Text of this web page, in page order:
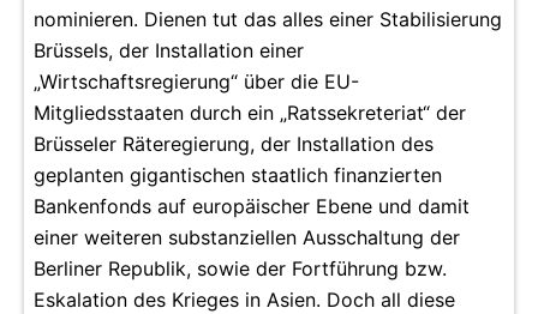
nominieren. Dienen tut das alles einer Stabilisierung
Brüssels, der Installation einer
„Wirtschaftsregierung“ über die EU-
Mitgliedsstaaten durch ein „Ratssekreteriat“ der
Brüsseler Räteregierung, der Installation des
geplanten gigantischen staatlich finanzierten
Bankenfonds auf europäischer Ebene und damit
einer weiteren substanziellen Ausschaltung der
Berliner Republik, sowie der Fortführung bzw.
Eskalation des Krieges in Asien. Doch all diese